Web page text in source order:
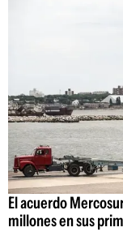
El acuerdo
millones en sus